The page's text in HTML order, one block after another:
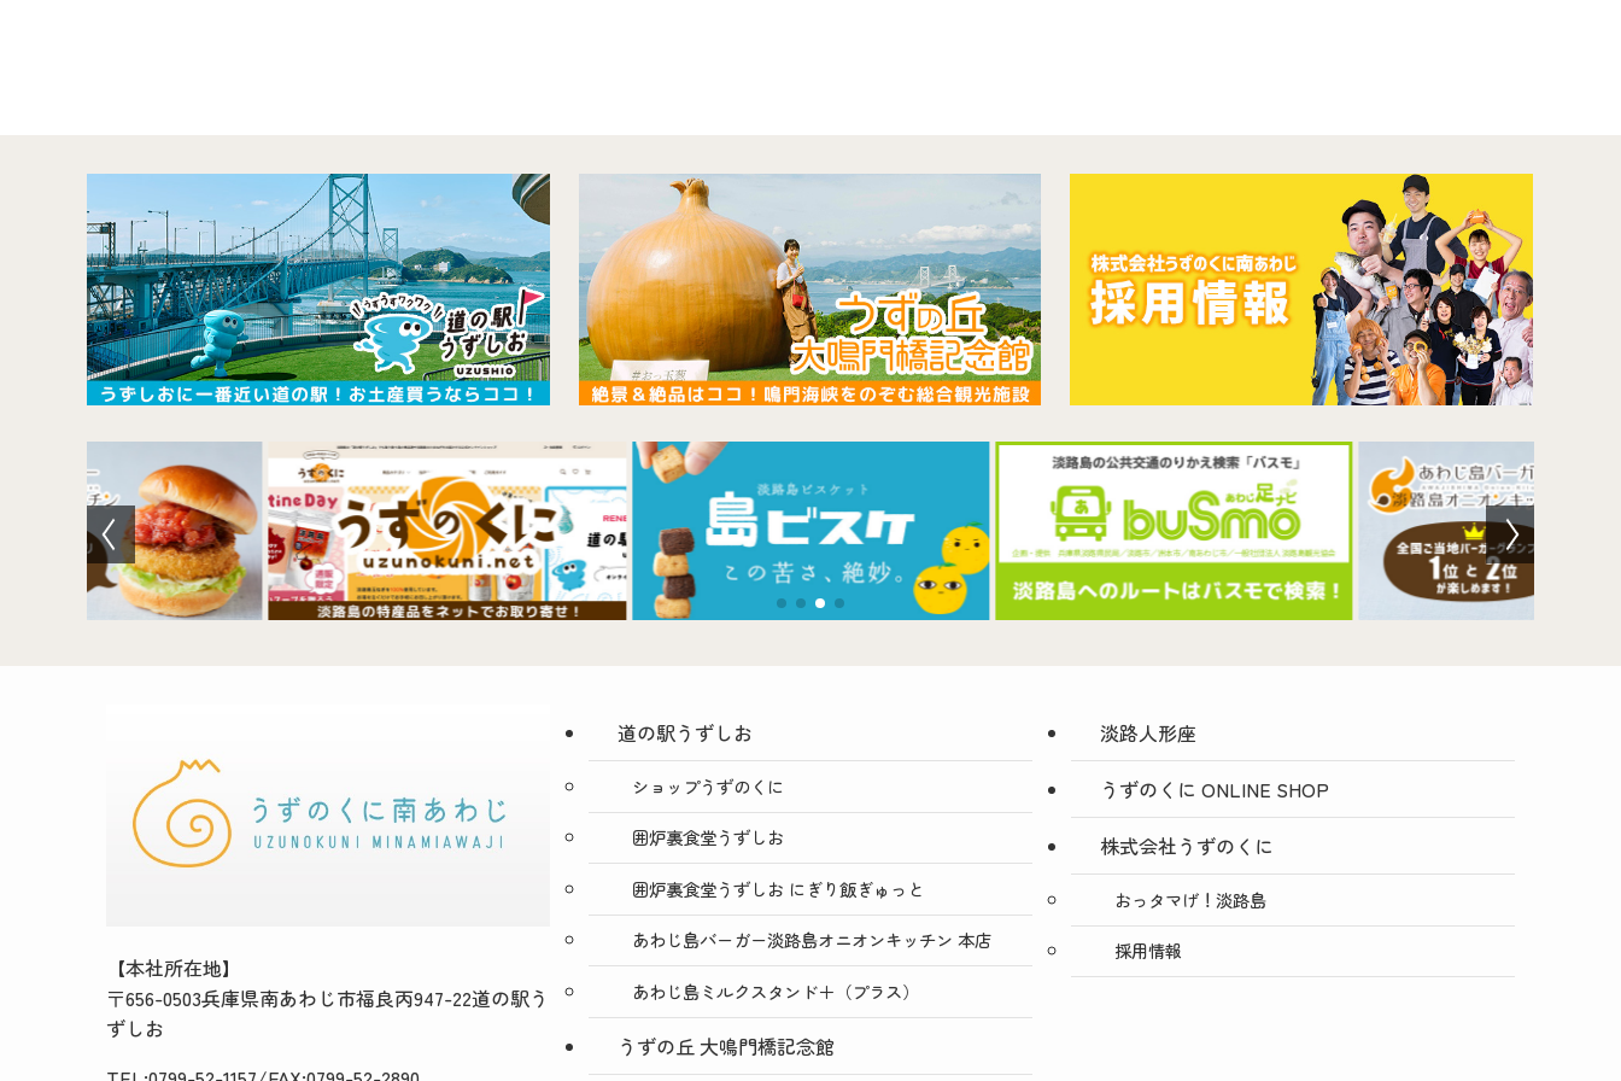
アクセス
館内のご案内
営業カレンダー
お問い合わせ
【本社所在地】
〒656-0503兵庫県南あわじ市福良丙947-22道の駅う
ずしお
道の駅うずしお
ショップうずのくに
囲炉裏食堂うずしお
囲炉裏食堂うずしお にぎり飯ぎゅっと
あわじ島バーガー淡路島オニオンキッチン 本店
あわじ島ミルクスタンド＋（プラス）
うずの丘 大鳴門橋記念館
淡路人形座
うずのくに ONLINE SHOP
株式会社うずのくに
おっタマげ！淡路島
採用情報